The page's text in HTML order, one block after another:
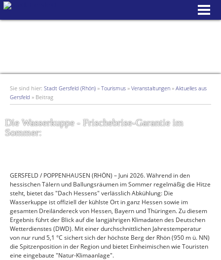
Sie sind hier: Stadt Gersfeld (Rhön) » Tourismus » Veranstaltungen » Aktuelles aus
Gersfeld » Beitrag
Die Wasserkuppe - Frischebrise-Garantie im
Sommer:
GERSFELD / POPPENHAUSEN (RHÖN) – Juni 2026. Während in den
hessischen Tälern und Ballungsräumen im Sommer regelmäßig die Hitze
steht, bietet das "Dach Hessens" verlässlich Abkühlung: Die
Wasserkuppe ist offiziell der kühlste Ort in ganz Hessen sowie im
gesamten Dreiländereck von Hessen, Bayern und Thüringen. Zu diesem
Ergebnis führt der Blick auf die langjährigen Klimadaten des Deutschen
Wetterdienstes (DWD). Mit einer durchschnittlichen Jahrestemperatur
von nur rund 5,1 °C sichert sich der höchste Berg der Rhön (950 m ü. NN)
die Spitzenposition in der Region und bietet Einheimischen wie Touristen
eine eingebaute "Natur-Klimaanlage".